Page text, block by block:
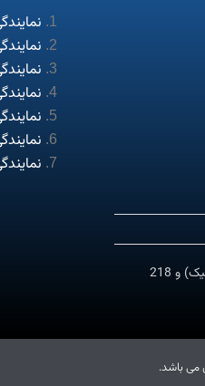
تهرانپارس میدان شاهد بلوار شاهد بین 216 (تاجیک) و 218
می باشد.